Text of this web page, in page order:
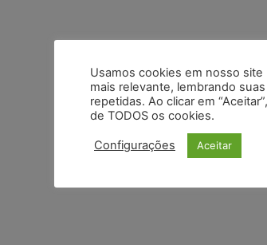
Usamos cookies em nosso
mais relevante, lembrando
repetidas. Ao clicar em
de TODOS os cookies.
Configurações Aceitar